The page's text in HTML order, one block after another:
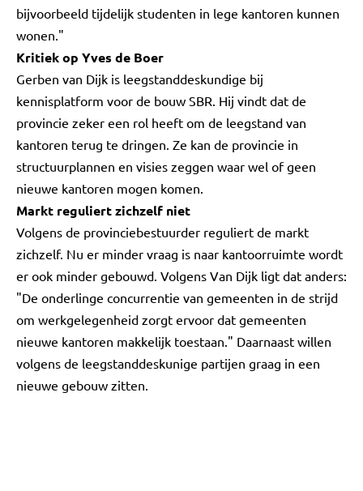
bijvoorbeeld tijdelijk studenten in lege kantoren kunnen
wonen."
Kritiek op Yves de Boer
Gerben van Dijk is leegstanddeskundige bij
kennisplatform voor de bouw SBR. Hij vindt dat de
provincie zeker een rol heeft om de leegstand van
kantoren terug te dringen. Ze kan de provincie in
structuurplannen en visies zeggen waar wel of geen
nieuwe kantoren mogen komen.
Markt reguliert zichzelf niet
Volgens de provinciebestuurder reguliert de markt
zichzelf. Nu er minder vraag is naar kantoorruimte wordt
er ook minder gebouwd. Volgens Van Dijk ligt dat anders:
"De onderlinge concurrentie van gemeenten in de strijd
om werkgelegenheid zorgt ervoor dat gemeenten
nieuwe kantoren makkelijk toestaan." Daarnaast willen
volgens de leegstanddeskunige partijen graag in een
nieuwe gebouw zitten.